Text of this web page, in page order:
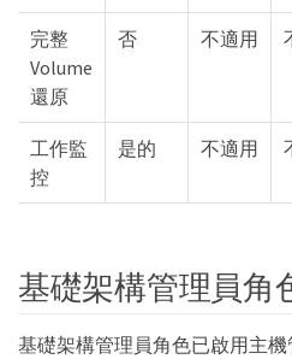
完整
Volume
還原
否 不適用
工作監
控
是的 不適用
基礎架構管理員角
基礎架構管理員角色已啟用主